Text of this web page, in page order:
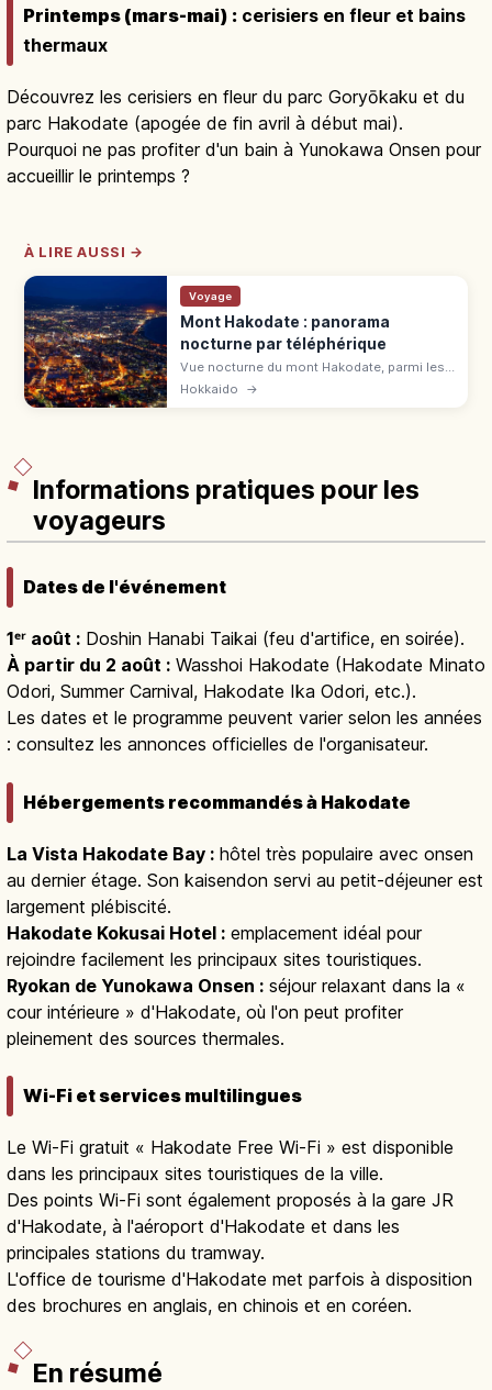
Printemps (mars-mai) : cerisiers en fleur et bains
thermaux
Découvrez les cerisiers en fleur du parc Goryōkaku et du
parc Hakodate (apogée de fin avril à début mai).
Pourquoi ne pas profiter d'un bain à Yunokawa Onsen pour
accueillir le printemps ?
À LIRE AUSSI →
Voyage
Mont Hakodate : panorama
nocturne par téléphérique
Vue nocturne du mont Hakodate, parmi les
3 plus belles du Japon et 3 étoiles au Guide
Hokkaido →
Informations pratiques pour les
voyageurs
Dates de l'événement
1ᵉʳ août : Doshin Hanabi Taikai (feu d'artifice, en soirée).
À partir du 2 août : Wasshoi Hakodate (Hakodate Minato
Odori, Summer Carnival, Hakodate Ika Odori, etc.).
Les dates et le programme peuvent varier selon les années
: consultez les annonces officielles de l'organisateur.
Hébergements recommandés à Hakodate
La Vista Hakodate Bay : hôtel très populaire avec onsen
au dernier étage. Son kaisendon servi au petit-déjeuner est
largement plébiscité.
Hakodate Kokusai Hotel : emplacement idéal pour
rejoindre facilement les principaux sites touristiques.
Ryokan de Yunokawa Onsen : séjour relaxant dans la «
cour intérieure » d'Hakodate, où l'on peut profiter
pleinement des sources thermales.
Wi-Fi et services multilingues
Le Wi-Fi gratuit « Hakodate Free Wi-Fi » est disponible
dans les principaux sites touristiques de la ville.
Des points Wi-Fi sont également proposés à la gare JR
d'Hakodate, à l'aéroport d'Hakodate et dans les
principales stations du tramway.
L'office de tourisme d'Hakodate met parfois à disposition
des brochures en anglais, en chinois et en coréen.
En résumé